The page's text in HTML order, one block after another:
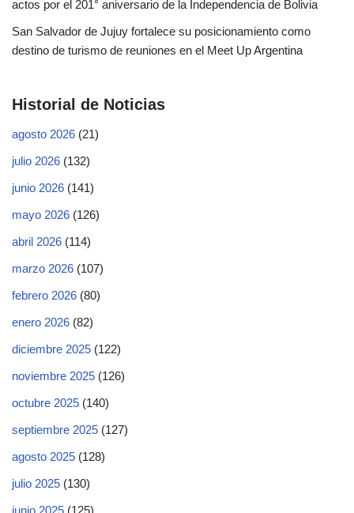
actos por el 201° aniversario de la Independencia de Bolivia
San Salvador de Jujuy fortalece su posicionamiento como
destino de turismo de reuniones en el Meet Up Argentina
Historial de Noticias
agosto 2026 (21)
julio 2026 (132)
junio 2026 (141)
mayo 2026 (126)
abril 2026 (114)
marzo 2026 (107)
febrero 2026 (80)
enero 2026 (82)
diciembre 2025 (122)
noviembre 2025 (126)
octubre 2025 (140)
septiembre 2025 (127)
agosto 2025 (128)
julio 2025 (130)